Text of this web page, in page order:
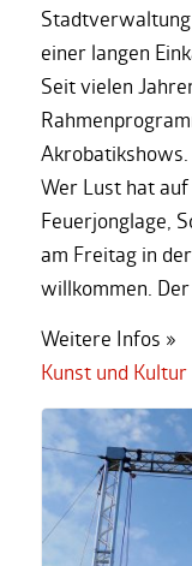
einer langen
Seit vielen
Akrobatikshows.
Wer Lust hat
Feuerjonglage,
am Freitag in
willkommen.
Weitere Infos »
Kunst und